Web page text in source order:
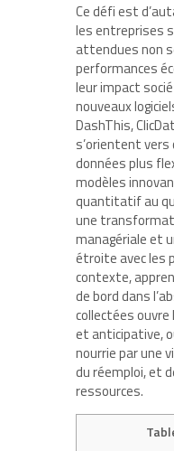
Ce défi est
les entreprises
attendues non
performances
leur impact
nouveaux
DashThis,
s’orientent
données plus
modèles
quantitatif au
une
managériale et
étroite avec les
contexte,
de bord dans
collectées ouvre
et anticipative,
nourrie par une
du réemploi, et
ressources.